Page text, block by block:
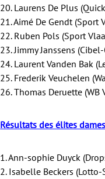
20. Laurens De Plus
21. Aimé De Gendt (Sport
22. Ruben Pols (Sport
23. Jimmy Janssens
24. Laurent Vanden Bak
25. Frederik Veuchelen
26. Thomas Deruette (WB
Résultats des élites
1. Ann-sophie Duyck
2. Isabelle Beckers (Lotto-